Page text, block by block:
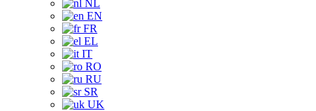
NL
EN
FR
EL
IT
RO
RU
SR
UK